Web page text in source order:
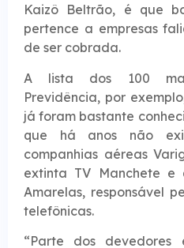
Kaizô Beltrão, é que
pertence a empresas
de ser cobrada.
A lista dos 100
Previdência, por
já foram bastante
que há anos não
companhias aéreas
extinta TV Manchete
Amarelas, responsável
telefônicas.
“Parte dos